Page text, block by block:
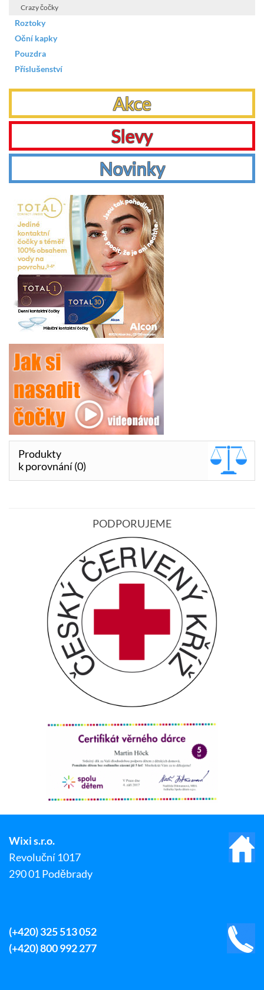
Crazy čočky
Roztoky
Oční kapky
Pouzdra
Příslušenství
Akce
Slevy
Novinky
Produkty
k porovnání (0)
PODPORUJEME
Wixi s.r.o.
Revoluční 1017
290 01 Poděbrady
(+420) 325 513 052
(+420) 800 992 277